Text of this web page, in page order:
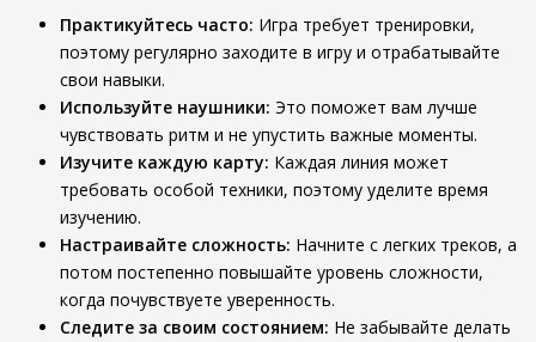
Практикуйтесь часто: Игра требует тренировки,
поэтому регулярно заходите в игру и отрабатывайте
свои навыки.
Используйте наушники: Это поможет вам лучше
чувствовать ритм и не упустить важные моменты.
Изучите каждую карту: Каждая линия может
требовать особой техники, поэтому уделите время
изучению.
Настраивайте сложность: Начните с легких треков, а
потом постепенно повышайте уровень сложности,
когда почувствуете уверенность.
Следите за своим состоянием: Не забывайте делать